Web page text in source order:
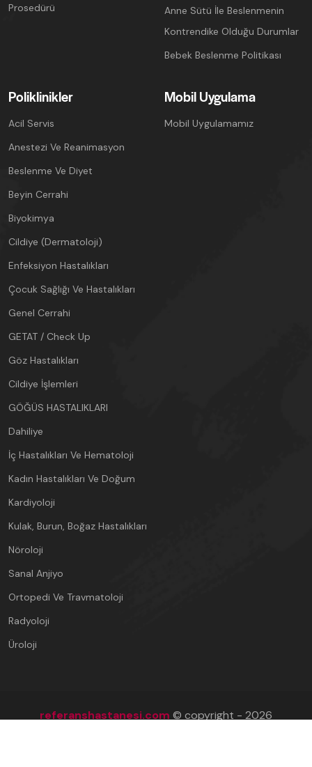
Prosedürü
Anne Sütü İle Beslenmenin
Kontrendike Olduğu Durumlar
Bebek Beslenme Politikası
Poliklinikler
Acil Servis
Anestezi Ve Reanimasyon
Beslenme Ve Diyet
Beyin Cerrahi
Biyokimya
Cildiye (Dermatoloji)
Enfeksiyon Hastalıkları
Çocuk Sağlığı Ve Hastalıkları
Genel Cerrahi
GETAT / Check Up
Göz Hastalıkları
Cildiye İşlemleri
GÖĞÜS HASTALIKLARI
Dahiliye
İç Hastalıkları Ve Hematoloji
Kadın Hastalıkları Ve Doğum
Kardiyoloji
Kulak, Burun, Boğaz Hastalıkları
Nöroloji
Sanal Anjiyo
Ortopedi Ve Travmatoloji
Radyoloji
Üroloji
Mobil Uygulama
Mobil Uygulamamız
referanshastanesi.com © copyright - 2026